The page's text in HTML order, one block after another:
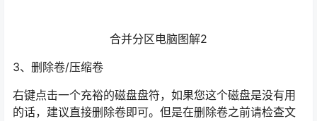
合并分区电脑图解2
3、删除卷/压缩卷
右键点击一个充裕的磁盘盘符，如果您这个磁盘是没有用
的话，建议直接删除卷即可。但是在删除卷之前请检查文